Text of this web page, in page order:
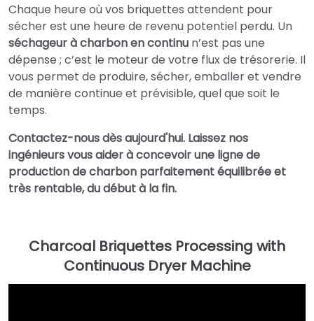
Chaque heure où vos briquettes attendent pour
sécher est une heure de revenu potentiel perdu. Un
séchageur à charbon en continu n’est pas une
dépense ; c’est le moteur de votre flux de trésorerie. Il
vous permet de produire, sécher, emballer et vendre
de manière continue et prévisible, quel que soit le
temps.
Contactez-nous dès aujourd'hui. Laissez nos
ingénieurs vous aider à concevoir une ligne de
production de charbon parfaitement équilibrée et
très rentable, du début à la fin.